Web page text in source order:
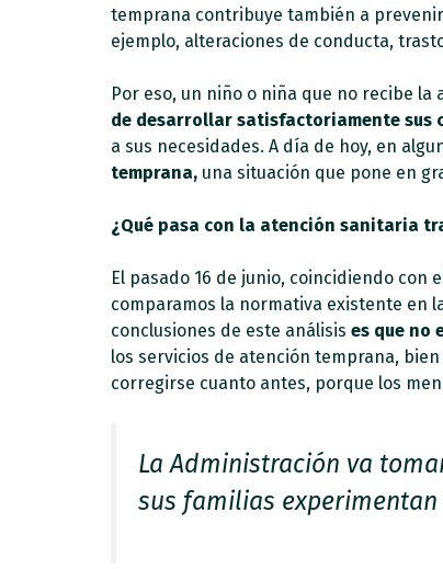
temprana contribuye también a
ejemplo, alteraciones de conducta,
Por eso, un niño o niña que no recibe
de desarrollar satisfactoriamente sus
a sus necesidades. A día de hoy, en
temprana, una situación que pone en
¿Qué pasa con la atención sanitaria
El pasado 16 de junio, coincidiendo con
comparamos la normativa existente en
conclusiones de este análisis es que no
los servicios de atención temprana,
corregirse cuanto antes, porque los
La Administración va
sus familias